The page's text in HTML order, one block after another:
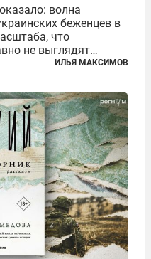
волна
беженцев в
что
не выглядят
происходящему,
от ненависти к
новый случай
ИЛЬЯ МАКСИМОВ